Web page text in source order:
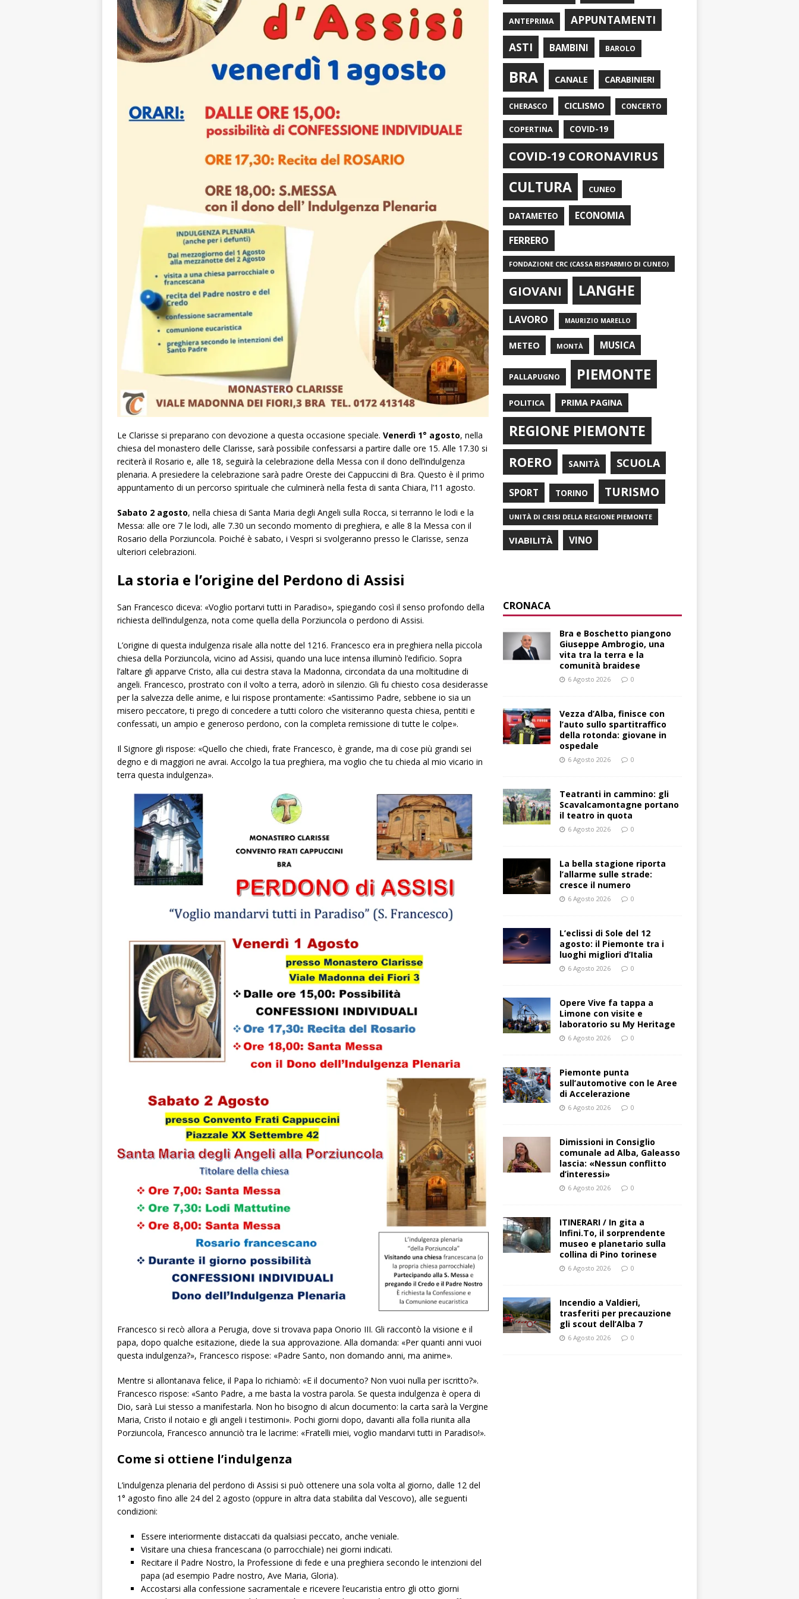
Le Clarisse si preparano con devozione a questa occasione speciale. Venerdì 1° agosto, nella
chiesa del monastero delle Clarisse, sarà possibile confessarsi a partire dalle ore 15. Alle 17.30 si
reciterà il Rosario e, alle 18, seguirà la celebrazione della Messa con il dono dell’indulgenza
plenaria. A presiedere la celebrazione sarà padre Oreste dei Cappuccini di Bra. Questo è il primo
appuntamento di un percorso spirituale che culminerà nella festa di santa Chiara, l’11 agosto.
Sabato 2 agosto, nella chiesa di Santa Maria degli Angeli sulla Rocca, si terranno le lodi e la
Messa: alle ore 7 le lodi, alle 7.30 un secondo momento di preghiera, e alle 8 la Messa con il
Rosario della Porziuncola. Poiché è sabato, i Vespri si svolgeranno presso le Clarisse, senza
ulteriori celebrazioni.
La storia e l’origine del Perdono di Assisi
San Francesco diceva: «Voglio portarvi tutti in Paradiso», spiegando così il senso profondo della
richiesta dell’indulgenza, nota come quella della Porziuncola o perdono di Assisi.
L’origine di questa indulgenza risale alla notte del 1216. Francesco era in preghiera nella piccola
chiesa della Porziuncola, vicino ad Assisi, quando una luce intensa illuminò l’edificio. Sopra
l’altare gli apparve Cristo, alla cui destra stava la Madonna, circondata da una moltitudine di
angeli. Francesco, prostrato con il volto a terra, adorò in silenzio. Gli fu chiesto cosa desiderasse
per la salvezza delle anime, e lui rispose prontamente: «Santissimo Padre, sebbene io sia un
misero peccatore, ti prego di concedere a tutti coloro che visiteranno questa chiesa, pentiti e
confessati, un ampio e generoso perdono, con la completa remissione di tutte le colpe».
Il Signore gli rispose: «Quello che chiedi, frate Francesco, è grande, ma di cose più grandi sei
degno e di maggiori ne avrai. Accolgo la tua preghiera, ma voglio che tu chieda al mio vicario in
terra questa indulgenza».
Francesco si recò allora a Perugia, dove si trovava papa Onorio III. Gli raccontò la visione e il
papa, dopo qualche esitazione, diede la sua approvazione. Alla domanda: «Per quanti anni vuoi
questa indulgenza?», Francesco rispose: «Padre Santo, non domando anni, ma anime».
Mentre si allontanava felice, il Papa lo richiamò: «E il documento? Non vuoi nulla per iscritto?».
Francesco rispose: «Santo Padre, a me basta la vostra parola. Se questa indulgenza è opera di
Dio, sarà Lui stesso a manifestarla. Non ho bisogno di alcun documento: la carta sarà la Vergine
Maria, Cristo il notaio e gli angeli i testimoni». Pochi giorni dopo, davanti alla folla riunita alla
Porziuncola, Francesco annunciò tra le lacrime: «Fratelli miei, voglio mandarvi tutti in Paradiso!».
Come si ottiene l’indulgenza
L’indulgenza plenaria del perdono di Assisi si può ottenere una sola volta al giorno, dalle 12 del
1° agosto fino alle 24 del 2 agosto (oppure in altra data stabilita dal Vescovo), alle seguenti
condizioni:
Essere interiormente distaccati da qualsiasi peccato, anche veniale.
Visitare una chiesa francescana (o parrocchiale) nei giorni indicati.
Recitare il Padre Nostro, la Professione di fede e una preghiera secondo le intenzioni del
papa (ad esempio Padre nostro, Ave Maria, Gloria).
Accostarsi alla confessione sacramentale e ricevere l’eucaristia entro gli otto giorni
ANTEPRIMA
APPUNTAMENTI
ASTI
BAMBINI BAROLO
BRA CANALE CARABINIERI
CHERASCO CICLISMO CONCERTO
COPERTINA COVID-19
COVID-19 CORONAVIRUS
CULTURA CUNEO
DATAMETEO ECONOMIA
FERRERO
FONDAZIONE CRC (CASSA RISPARMIO DI CUNEO)
GIOVANI LANGHE
LAVORO MAURIZIO MARELLO
METEO MONTÀ MUSICA
PALLAPUGNO PIEMONTE
POLITICA PRIMA PAGINA
REGIONE PIEMONTE
ROERO SANITÀ SCUOLA
SPORT TORINO TURISMO
UNITÀ DI CRISI DELLA REGIONE PIEMONTE
VIABILITÀ VINO
CRONACA
Bra e Boschetto piangono
Giuseppe Ambrogio, una
vita tra la terra e la
comunità braidese
6 Agosto 2026 0
Vezza d’Alba, finisce con
l’auto sullo spartitraffico
della rotonda: giovane in
ospedale
6 Agosto 2026 0
Teatranti in cammino: gli
Scavalcamontagne portano
il teatro in quota
6 Agosto 2026 0
La bella stagione riporta
l’allarme sulle strade:
cresce il numero
6 Agosto 2026 0
L’eclissi di Sole del 12
agosto: il Piemonte tra i
luoghi migliori d’Italia
6 Agosto 2026 0
Opere Vive fa tappa a
Limone con visite e
laboratorio su My Heritage
6 Agosto 2026 0
Piemonte punta
sull’automotive con le Aree
di Accelerazione
6 Agosto 2026 0
Dimissioni in Consiglio
comunale ad Alba, Galeasso
lascia: «Nessun conflitto
d’interessi»
6 Agosto 2026 0
ITINERARI / In gita a
Infini.To, il sorprendente
museo e planetario sulla
collina di Pino torinese
6 Agosto 2026 0
Incendio a Valdieri,
trasferiti per precauzione
gli scout dell’Alba 7
6 Agosto 2026 0